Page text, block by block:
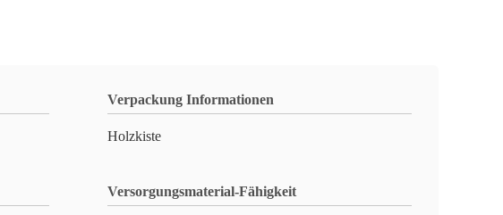
Verpackung Informationen
Holzkiste
Versorgungsmaterial-Fähigkeit